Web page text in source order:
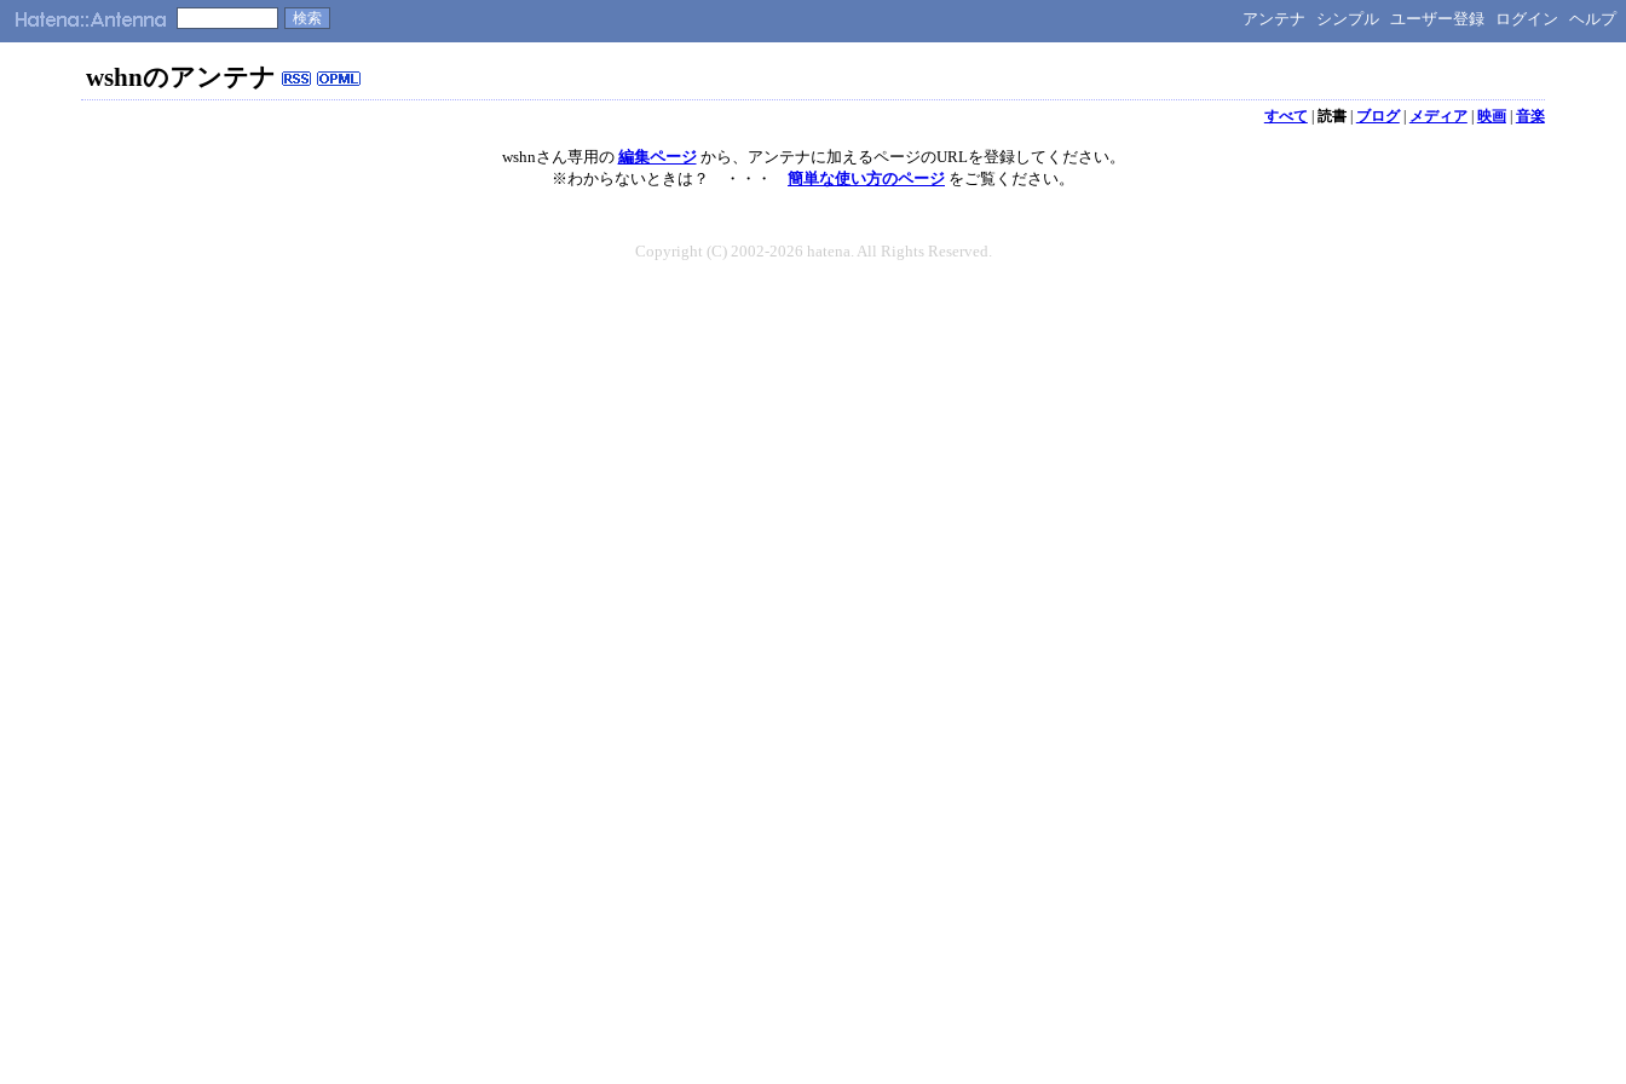
アンテナ シンプル ユーザー登録 ログイン ヘルプ
wshnのアンテナ
すべて | 読書| ブログ| メディア| 映画| 音楽
wshnさん専用の 編集ページから、アンテナに加えるページのURLを登録してください。
※わからないときは？ ・・・ 簡単な使い方のページ をご覧ください。
Copyright (C) 2002-2026 hatena. All Rights Reserved.